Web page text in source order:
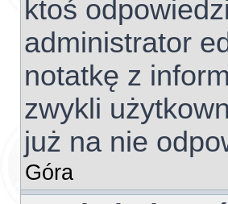
ktoś
administrator
notatkę z
zwykli
już na nie
Góra